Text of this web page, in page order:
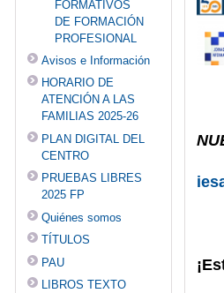
FORMATIVOS
DE FORMACIÓN
PROFESIONAL
Avisos e Información
HORARIO DE
ATENCIÓN A LAS
FAMILIAS 2025-26
PLAN DIGITAL DEL
CENTRO
PRUEBAS LIBRES
2025 FP
Quiénes somos
TÍTULOS
PAU
LIBROS TEXTO